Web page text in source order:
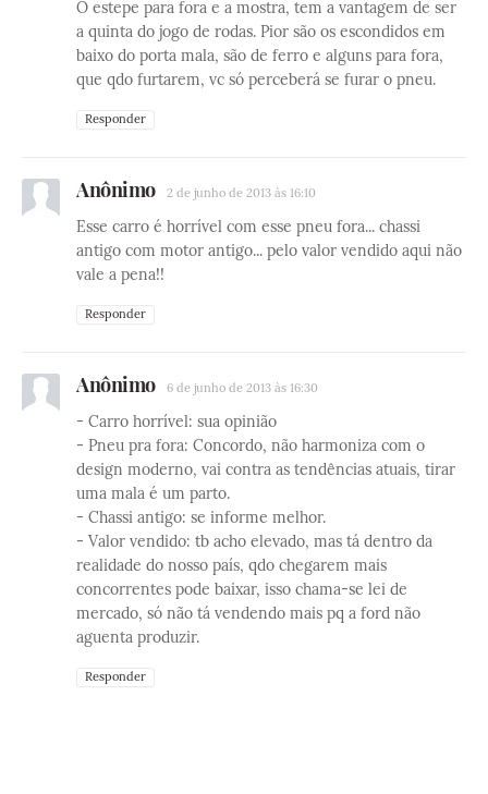
O estepe para fora e a mostra, tem a vantagem de ser
a quinta do jogo de rodas. Pior são os escondidos em
baixo do porta mala, são de ferro e alguns para fora,
que qdo furtarem, vc só perceberá se furar o pneu.
Responder
Anônimo 2 de junho de 2013 às 16:10
Esse carro é horrível com esse pneu fora... chassi
antigo com motor antigo... pelo valor vendido aqui não
vale a pena!!
Responder
Anônimo 6 de junho de 2013 às 16:30
- Carro horrível: sua opinião
- Pneu pra fora: Concordo, não harmoniza com o
design moderno, vai contra as tendências atuais, tirar
uma mala é um parto.
- Chassi antigo: se informe melhor.
- Valor vendido: tb acho elevado, mas tá dentro da
realidade do nosso país, qdo chegarem mais
concorrentes pode baixar, isso chama-se lei de
mercado, só não tá vendendo mais pq a ford não
aguenta produzir.
Responder